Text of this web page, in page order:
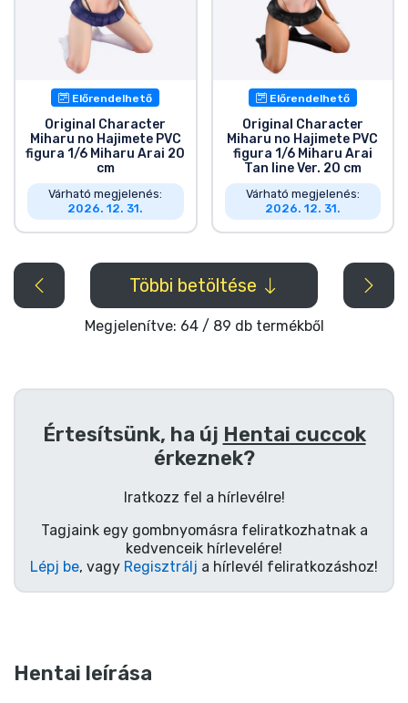
Előrendelhető
Original Character
Miharu no Hajimete PVC
figura 1/6 Miharu Arai 20
cm
Várható megjelenés:
2026. 12. 31.
Előrendelhető
Original Character
Miharu no Hajimete PVC
figura 1/6 Miharu Arai
Tan line Ver. 20 cm
Várható megjelenés:
2026. 12. 31.
Többi betöltése
Megjelenítve: 64 / 89 db termékből
Értesítsünk, ha új Hentai cuccok
érkeznek?
Iratkozz fel a hírlevélre!
Tagjaink egy gombnyomásra feliratkozhatnak a
kedvenceik hírlevelére!
Lépj be, vagy Regisztrálj a hírlevél feliratkozáshoz!
Hentai leírása